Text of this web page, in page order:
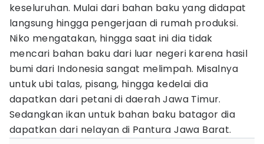
keseluruhan. Mulai dari bahan baku yang didapat
langsung hingga pengerjaan di rumah produksi.
Niko mengatakan, hingga saat ini dia tidak
mencari bahan baku dari luar negeri karena hasil
bumi dari Indonesia sangat melimpah. Misalnya
untuk ubi talas, pisang, hingga kedelai dia
dapatkan dari petani di daerah Jawa Timur.
Sedangkan ikan untuk bahan baku batagor dia
dapatkan dari nelayan di Pantura Jawa Barat.